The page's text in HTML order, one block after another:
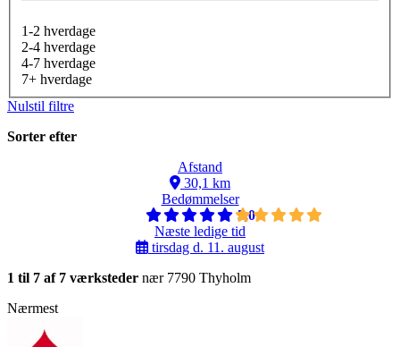
1-2 hverdage
2-4 hverdage
4-7 hverdage
7+ hverdage
Nulstil filtre
Sorter efter
Afstand
30,1 km
Bedømmelser
5,0
Næste ledige tid
tirsdag d. 11. august
1 til 7 af 7 værksteder nær 7790 Thyholm
Nærmest